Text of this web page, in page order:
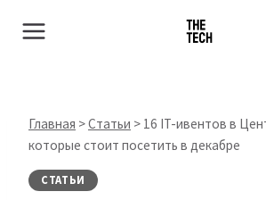
Главная >Статьи > 16 IT-ивентов в
которые стоит посетить в декабре
СТАТЬИ